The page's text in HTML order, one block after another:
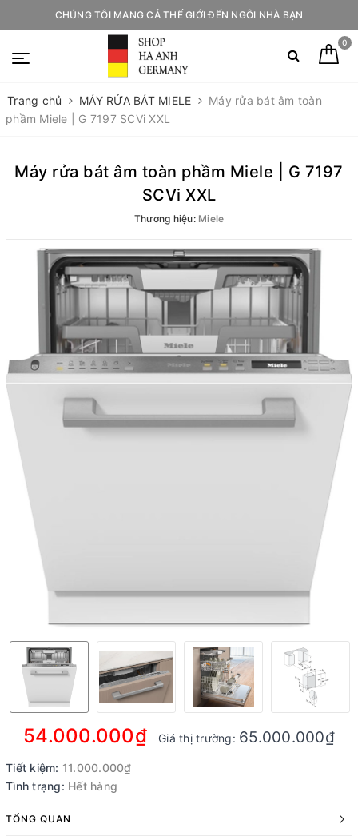
CHÚNG TÔI MANG CẢ THẾ GIỚI ĐẾN NGÔI NHÀ BẠN
0
Trang chủ MÁY RỬA BÁT MIELE
Máy rửa bát âm toàn
phầm Miele | G 7197 SCVi XXL
Máy rửa bát âm toàn phầm Miele | G 7197
SCVi XXL
Thương hiệu: Miele
54.000.000₫ Giá thị trường:65.000.000₫
Tiết kiệm: 11.000.000₫
Tình trạng: Hết hàng
TỔNG QUAN